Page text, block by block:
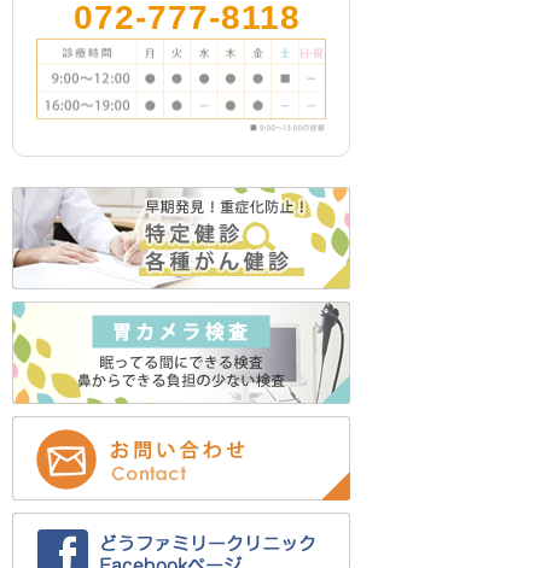
2024年2月 (1)
2023年12月 (1)
2023年11月 (5)
2023年10月 (3)
2023年7月 (1)
2023年5月 (2)
2023年3月 (2)
2022年12月 (2)
2022年11月 (2)
2022年9月 (1)
2022年8月 (12)
2022年7月 (12)
2022年6月 (1)
2022年5月 (1)
2022年4月 (1)
072-777-8118